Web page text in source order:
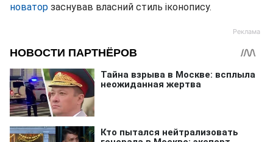
новатор заснував власний стиль іконопису.